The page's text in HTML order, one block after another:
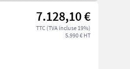
7.128,10 €
TTC (TVA incluse 19%)
5.990 € HT